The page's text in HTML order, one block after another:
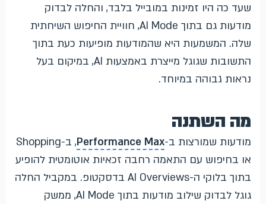
שעד כה היו זמינות במובייל בלבד, והחלה לבדוק
מודעות גם בתוך AI Mode, חוויית החיפוש השיחתית
שלה. המשמעות היא שהמודעות מופיעות כעת בתוך
התשובות שגוגל מייצרת באמצעות AI, במיקום בעל
נראות גבוהה במיוחד.
מה השתנה
מודעות שמורצות ב-Performance Max
, ב-Shopping
או בחיפוש עם התאמה רחבה זכאיות אוטומטית להופיע
בתוך בלוקי ה-AI Overviews בדסקטופ. במקביל החלה
גוגל לבדוק שילוב מודעות בתוך AI Mode, ממשק